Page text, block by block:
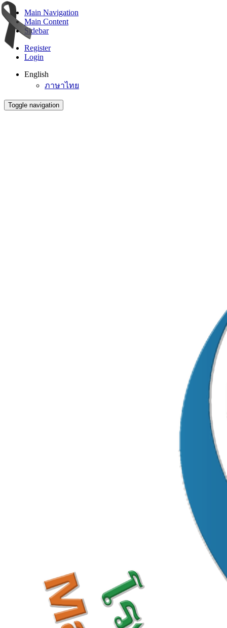
Main Navigation
Main Content
Sidebar
Register
Login
English
ภาษาไทย
Toggle navigation